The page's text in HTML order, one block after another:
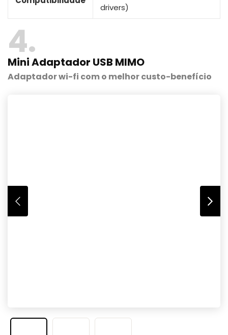
drivers)
4
Mini Adaptador USB MIMO
Adaptador wi-fi com o melhor custo-benefício